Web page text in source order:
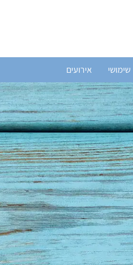
שימושי אירועים